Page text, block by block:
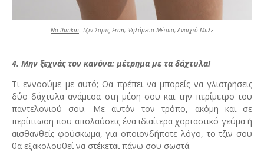
No thinkin: Τζιν Σορτς Fran, Ψηλόμεσο Μέτριο, Ανοιχτό Μπλε
4. Μην ξεχνάς τον κανόνα: μέτρημα με τα δάχτυλα!
Τι εννοούμε με αυτό; Θα πρέπει να μπορείς να γλιστρήσεις
δύο δάχτυλα ανάμεσα στη μέση σου και την περίμετρο του
παντελονιού σου. Με αυτόν τον τρόπο, ακόμη και σε
περίπτωση που απολαύσεις ένα ιδιαίτερα χορταστικό γεύμα ή
αισθανθείς φούσκωμα, για οποιονδήποτε λόγο, το τζιν σου
θα εξακολουθεί να στέκεται πάνω σου σωστά.